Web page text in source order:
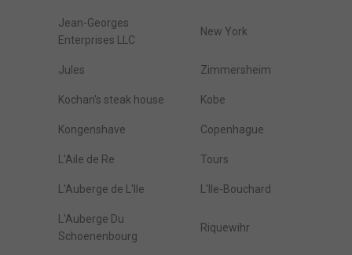
Jean-Georges
Enterprises LLC
New York
Jules Zimmersheim
Kochan's steak house Kobe
Kongenshave Copenhague
L'Aile de Re Tours
L'Auberge de L'Ile L'Ile-Bouchard
L'Auberge Du
Schoenenbourg
Riquewihr